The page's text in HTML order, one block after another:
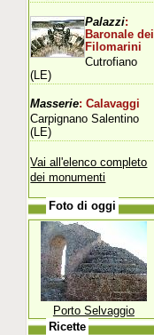
Palazzi:
Baronale dei
Filomarini
Cutrofiano
(LE)
Masserie: Calavaggi
Carpignano Salentino
(LE)
Vai all'elenco completo
dei monumenti
Foto di oggi
Porto Selvaggio
Ricette